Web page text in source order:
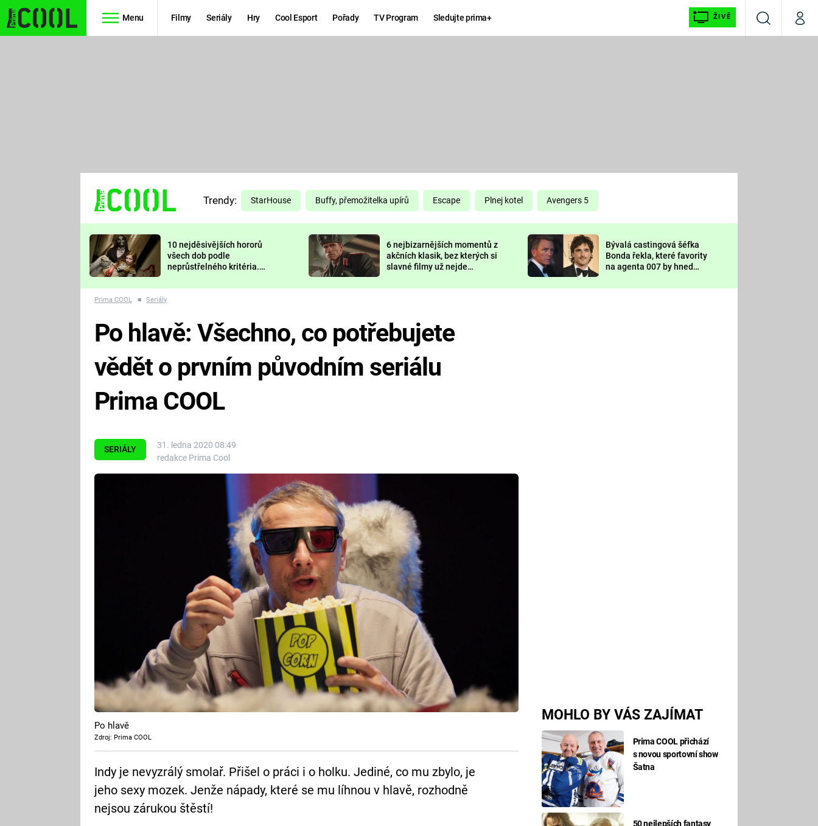
Menu Filmy Seriály Hry Cool Esport Pořady TV Program Sledujte prima+ ŽIVĚ
VyhledáváníMůj
TŘESKU
FUTURAMA
PREDÁTOR
DELIVERANCE
KOMEDIE
CHUCK
NORRIS
DEADPOOL
Prima LAJK
Sledujte nás
Trendy: StarHouse Buffy, přemožitelka upírů Escape Plnej kotel Avengers 5
10 nejděsivějších hororů
všech dob podle
neprůstřelného kritéria.
nejvíc zvednou tep?
6 nejbizarnějších momentů z
akčních klasik, bez kterých si
slavné filmy už nejde
Bývalá castingová šéfka
Bonda řekla, které favority
na agenta 007 by hned
Prima COOL ■ Seriály
SERIÁLY
31. ledna 2020 08:49
redakce Prima Cool
MOHLO BY VÁS ZAJÍMAT
Prima COOL přichází
s novou sportovní show
Šatna
50 nejlepších fantasy
Po hlavě: Všechno, co potřebujete
vědět o prvním původním seriálu
Prima COOL
Po hlavě
Zdroj: Prima COOL
Indy je nevyzrálý smolař. Přišel o práci i o holku. Jediné, co mu zbylo, je
jeho sexy mozek. Jenže nápady, které se mu líhnou v hlavě, rozhodně
nejsou zárukou štěstí!